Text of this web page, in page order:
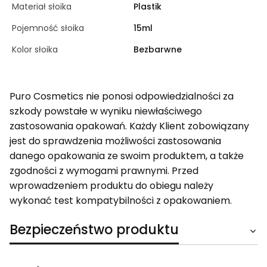
Materiał słoika
Plastik
Pojemność słoika
15ml
Kolor słoika
Bezbarwne
Puro Cosmetics nie ponosi odpowiedzialności za
szkody powstałe w wyniku niewłaściwego
zastosowania opakowań. Każdy Klient zobowiązany
jest do sprawdzenia możliwości zastosowania
danego opakowania ze swoim produktem, a także
zgodności z wymogami prawnymi. Przed
wprowadzeniem produktu do obiegu należy
wykonać test kompatybilności z opakowaniem.
Bezpieczeństwo produktu